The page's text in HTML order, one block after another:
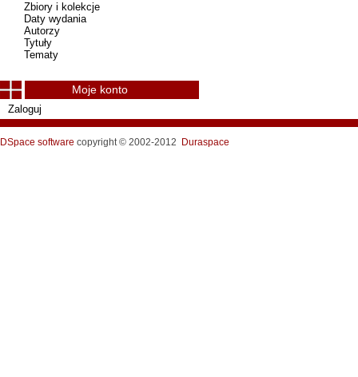
Zbiory i kolekcje
Daty wydania
Autorzy
Tytuły
Tematy
Moje konto
Zaloguj
DSpace software copyright © 2002-2012 Duraspace